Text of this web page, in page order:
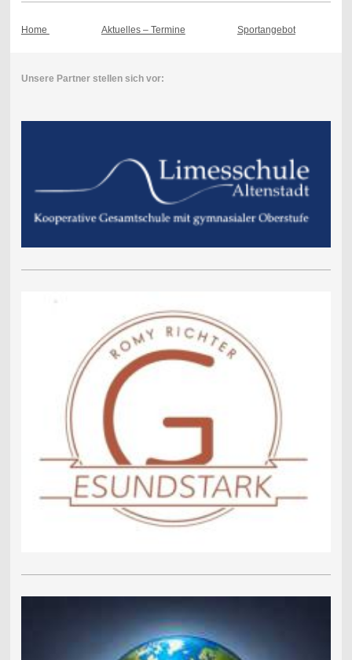
Home Aktuelles – Termine Sportangebot
Unsere Partner stellen sich vor: